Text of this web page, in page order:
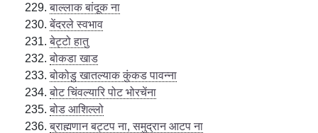
बाल्लाक बांदूक ना
बेंदरले स्वभाव
बेट्टो हातु
बोकडा खाड
बोकोडु खातल्याक कुंकड पावन्ना
बोट चिंवल्यारि पोट भोरचेंना
बोड आशिल्लो
ब्राह्मणान बट्टप ना, समुद्रान आटप ना